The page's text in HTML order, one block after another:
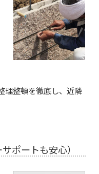
理整頓を徹底し、近隣
ポートも安心）